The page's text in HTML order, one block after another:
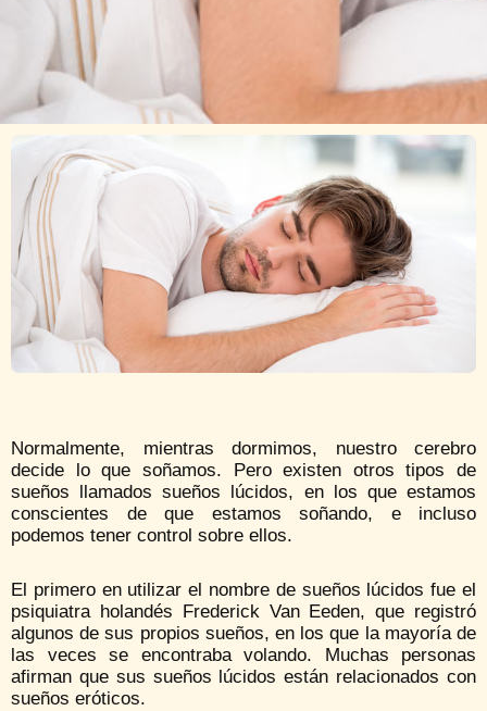
Normalmente, mientras dormimos, nuestro cerebro
decide lo que soñamos. Pero existen otros tipos de
sueños llamados sueños lúcidos, en los que estamos
conscientes de que estamos soñando, e incluso
podemos tener control sobre ellos.
El primero en utilizar el nombre de sueños lúcidos fue el
psiquiatra holandés Frederick Van Eeden, que registró
algunos de sus propios sueños, en los que la mayoría de
las veces se encontraba volando. Muchas personas
afirman que sus sueños lúcidos están relacionados con
sueños eróticos.